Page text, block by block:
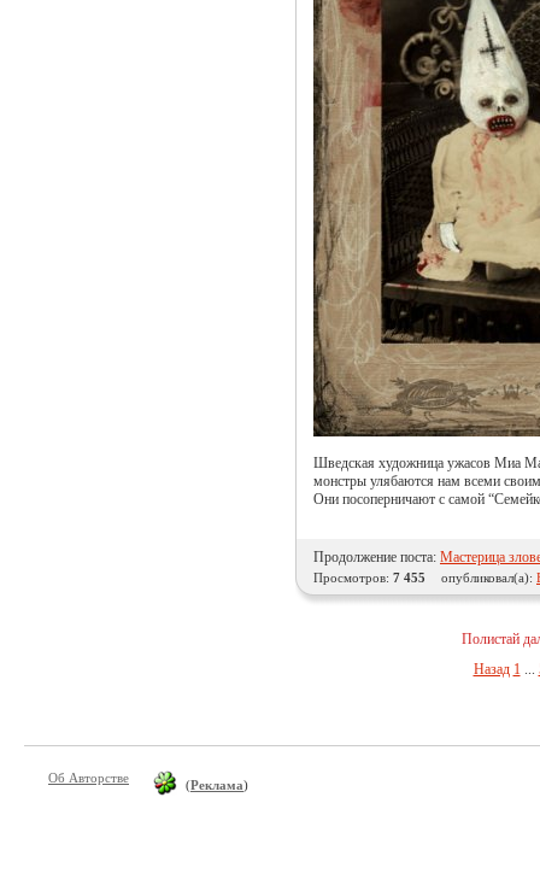
Шведская художница ужасов Миа
монстры улябаются нам всеми
Они посоперничают с самой
Продолжение поста: Мастерица
Просмотров: 7 455 опубликовал(а):
Полистай
Назад 1 ...
Об Авторстве (Реклама)